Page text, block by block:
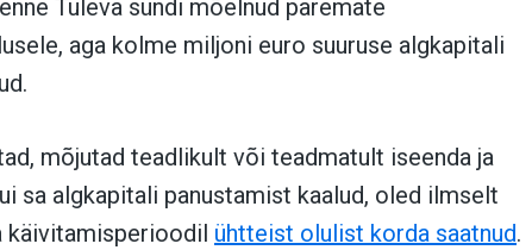
Tuleva sündi mõelnud paremate
aga kolme miljoni euro suuruse algkapitali
mõjutad teadlikult või teadmatult iseenda ja
sa algkapitali panustamist kaalud, oled ilmselt
käivitamisperioodil ühtteist olulist korda saatnud.